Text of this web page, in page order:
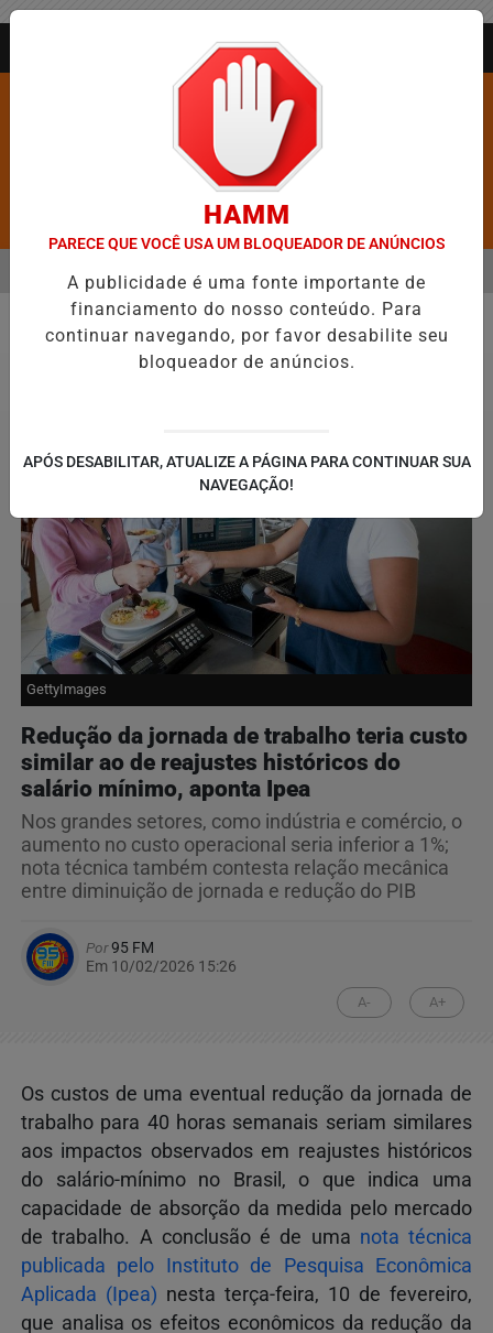
Pesquisar Notícia
JEQUIÉ E REFORÇA PROGRAMAÇÃO COM THALLES ROBERTO
EM ALTA
MENU
Economia
GettyImages
Redução da jornada de trabalho teria custo
similar ao de reajustes históricos do
salário mínimo, aponta Ipea
Nos grandes setores, como indústria e comércio, o
aumento no custo operacional seria inferior a 1%;
nota técnica também contesta relação mecânica
entre diminuição de jornada e redução do PIB
Por95 FM
Em 10/02/2026 15:26
A- A+
Os custos de uma eventual redução da jornada de
trabalho para 40 horas semanais seriam similares
aos impactos observados em reajustes históricos
do salário-mínimo no Brasil, o que indica uma
capacidade de absorção da medida pelo mercado
de trabalho. A conclusão é de uma nota técnica
publicada pelo Instituto de Pesquisa Econômica
Aplicada (Ipea) nesta terça-feira, 10 de fevereiro,
que analisa os efeitos econômicos da redução da
HAMM
PARECE QUE VOCÊ USA UM BLOQUEADOR DE ANÚNCIOS
A publicidade é uma fonte importante de
financiamento do nosso conteúdo. Para
continuar navegando, por favor desabilite seu
bloqueador de anúncios.
APÓS DESABILITAR, ATUALIZE A PÁGINA PARA CONTINUAR SUA
NAVEGAÇÃO!